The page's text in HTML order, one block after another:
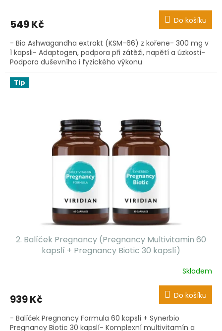
549 Kč Do košíku
- Bio Ashwagandha extrakt (KSM-66) z kořene- 300 mg v
1 kapsli- Adaptogen, podpora při zátěži, napětí a úzkosti-
Podpora duševního i fyzického výkonu
Tip
2. Balíček Pregnancy (Pregnancy Multivitamin 60
kapslí + Pregnancy Biotic 30 kapslí)
Skladem
939 Kč Do košíku
- Balíček Pregnancy Formula 60 kapslí + Synerbio
Pregnancy Biotic 30 kapslí- Komplexní multivitamín a